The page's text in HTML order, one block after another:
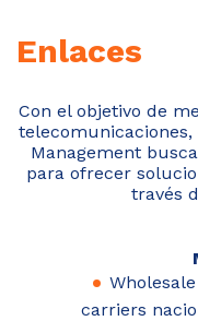
Enlaces
Con el objetivo de
Management
para ofrecer
través
carriers